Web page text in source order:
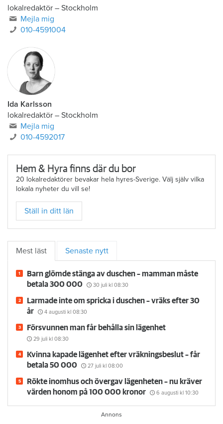
lokalredaktör – Stockholm
Mejla mig
010-4591004
Ida Karlsson
lokalredaktör – Stockholm
Mejla mig
010-4592017
Hem & Hyra finns där du bor
20 lokalredaktörer bevakar hela hyres-Sverige. Välj själv vilka
lokala nyheter du vill se!
Ställ in ditt län
Mest läst Senaste nytt
Barn glömde stänga av duschen – mamman måste
betala 300 000
30 juli kl 08:30
Larmade inte om spricka i duschen – vräks efter 30
år
4 augusti kl 08:30
Försvunnen man får behålla sin lägenhet
29 juli kl 08:30
Kvinna kapade lägenhet efter vräkningsbeslut – får
betala 50 000
27 juli kl 08:00
Rökte inomhus och övergav lägenheten – nu kräver
värden honom på 100 000 kronor
6 augusti kl 10:30